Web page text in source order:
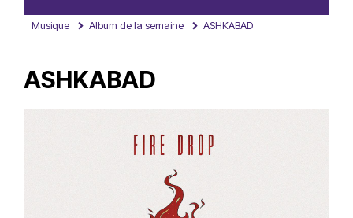
Musique Album de la semaine ASHKABAD
ASHKABAD